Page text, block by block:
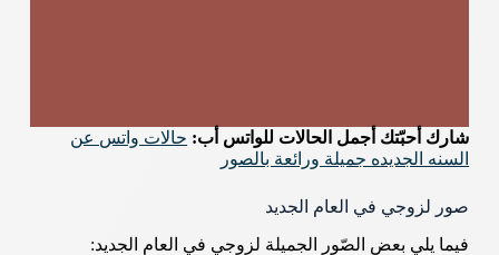
شارك أحبّتك أجمل الحالات للواتس أب: حالات واتس عن
السنه الجديده جميلة ورائعة بالصور
صور لزوجي في العام الجديد
فيما يلي بعض الصّور الجميلة لزوجي في العام الجديد: